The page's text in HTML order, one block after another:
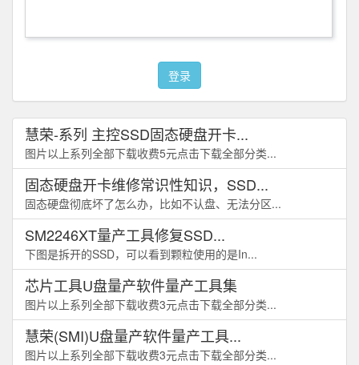
登录
慧荣-系列 主控SSD固态硬盘开卡...
图片以上系列全部下载收费5元点击下载全部分类...
固态硬盘开卡维修常识性知识，SSD...
固态硬盘彻底坏了怎么办，比如不认盘、无法分区...
SM2246XT量产工具修复SSD...
下图是拆开的SSD，可以看到颗粒使用的是In...
芯片工具U盘量产软件量产工具集
图片以上系列全部下载收费3元点击下载全部分类...
慧荣(SMI)U盘量产软件量产工具...
图片以上系列全部下载收费3元点击下载全部分类...